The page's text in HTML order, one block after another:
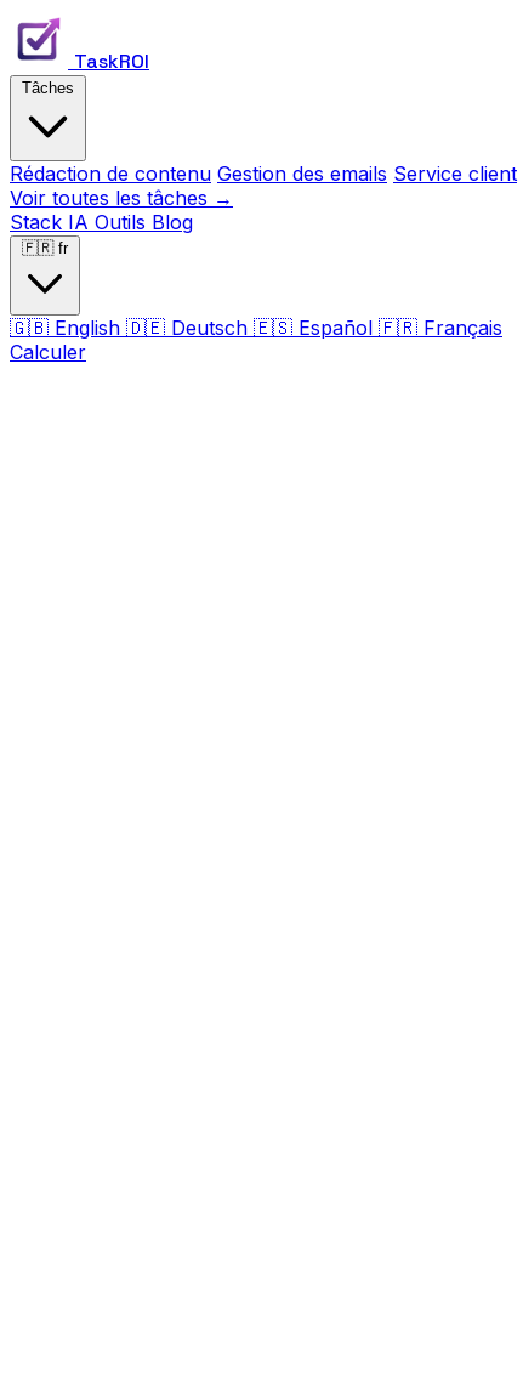
TaskROI
Rédaction de contenu Gestion des emails Service client
Voir toutes les tâches →
Stack IA Outils Blog
🇫🇷 fr
🇬🇧 English 🇩🇪 Deutsch 🇪🇸 Español 🇫🇷 Français
Calculer